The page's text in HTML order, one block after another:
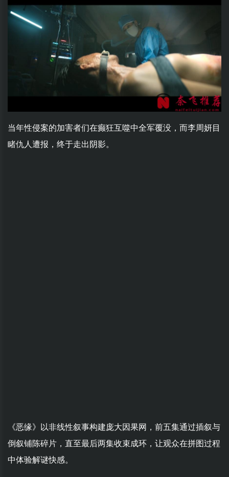
当年性侵案的加害者们在癫狂互噬中全军覆没，而李周妍目
睹仇人遭报，终于走出阴影。
《恶缘》以非线性叙事构建庞大因果网，前五集通过插叙与
倒叙铺陈碎片，直至最后两集收束成环，让观众在拼图过程
中体验解谜快感。